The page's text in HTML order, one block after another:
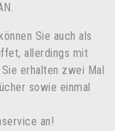
Sie auch als
allerdings mit
erhalten zwei Mal
sowie einmal
an!